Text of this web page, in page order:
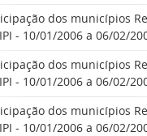
dos municípios
- 10/01/2006 a 06/02/
dos municípios
- 10/01/2006 a 06/02/
dos municípios
- 10/01/2006 a 06/02/